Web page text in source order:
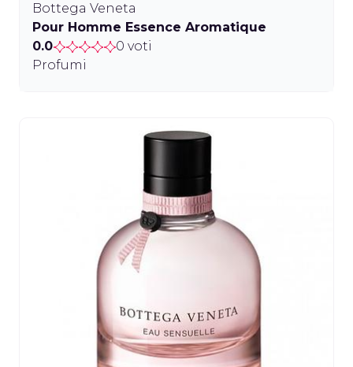
Bottega Veneta
Pour Homme Essence Aromatique
0.0
0 voti
Profumi